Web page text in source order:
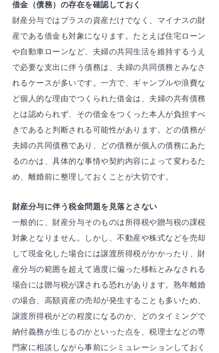
借金（債務）の存在を確認しておく
財産分与ではプラスの資産だけでなく、マイナスの財
産である借金も対象になります。たとえば住宅ローン
や自動車ローンなど、夫婦の共同生活を維持するうえ
で必要な支出に伴う債務は、夫婦の共同債務とみなさ
れるケースが多いです。一方で、ギャンブルや浪費な
ど個人的な理由でつくられた借金は、夫婦の共有債務
とは認められず、その借金をつくった本人が負担すべ
きであると判断される可能性があります。どの債務が
夫婦の共同債務であり、どの債務が個人の債務にあた
るのかは、具体的な事情や契約内容によって変わるた
め、離婚前に整理しておくことが大切です。
財産分与に伴う税金問題を見落とさない
一般的に、財産分与そのものは所得税や贈与税の課税
対象となりません。しかし、不動産や株式などを売却
して現金化した場合には譲渡所得税がかかったり、財
産分与の範囲を超えて過度に偏った移転とみなされる
場合には贈与税が課される恐れがあります。熟年離婚
の場合、高額資産の売却が発生することも多いため、
譲渡所得税がどの程度になるのか、どのタイミングで
納付義務が生じるのかといった点を、税理士などの専
門家に相談しながら事前にシミュレーションしておく